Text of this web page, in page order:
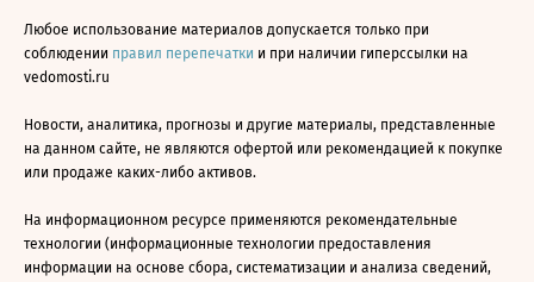
Любое использование материалов допускается только при
соблюдении правил перепечатки и при наличии гиперссылки на
vedomosti.ru
Новости, аналитика, прогнозы и другие материалы, представленные
на данном сайте, не являются офертой или рекомендацией к покупке
или продаже каких-либо активов.
На информационном ресурсе применяются рекомендательные
технологии (информационные технологии предоставления
информации на основе сбора, систематизации и анализа сведений,